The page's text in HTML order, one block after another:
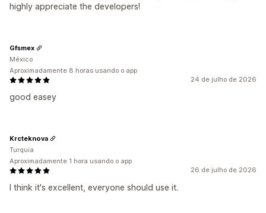
highly appreciate the developers!
24 de julho de 2026
good easey
Gfsmex
México
Aproximadamente 8 horas usando o app
26 de julho de 2026
I think it's excellent, everyone should use it.
Krcteknova
Turquia
Aproximadamente 1 hora usando o app